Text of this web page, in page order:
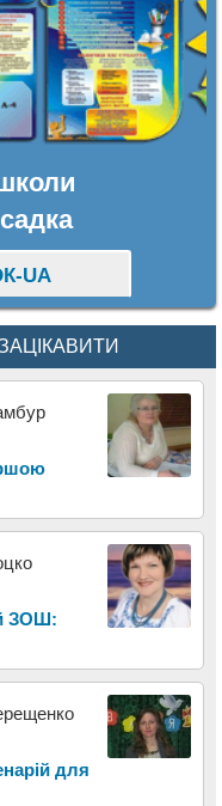
UA
ЗОШ:
для